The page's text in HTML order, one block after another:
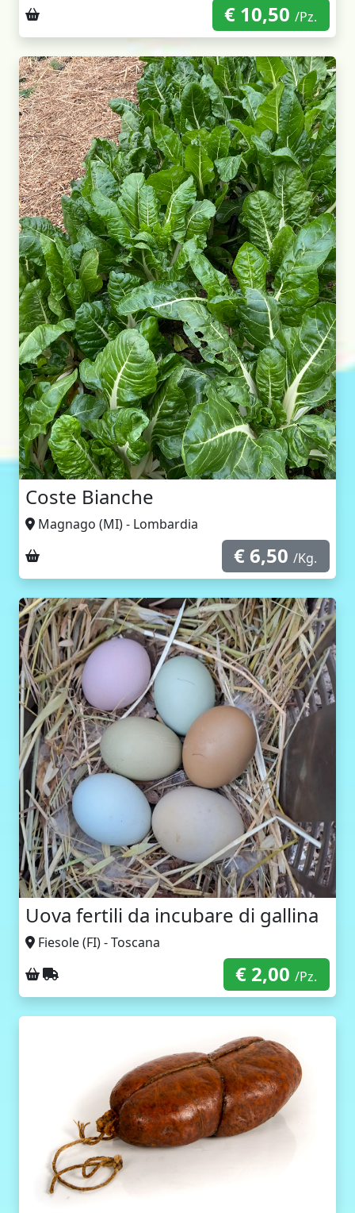
Ritiro sul posto
€ 10,50/Pz.
Coste Bianche
Magnago (MI) - Lombardia
Ritiro sul posto
€ 6,50/Kg.
Uova fertili da incubare di gallina
Fiesole (FI) - Toscana
Ritiro sul posto
Spedizione con corriere € 2,00/Pz.